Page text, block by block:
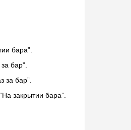
бара”.
бар”.
за бар”.
закрытии бара”.